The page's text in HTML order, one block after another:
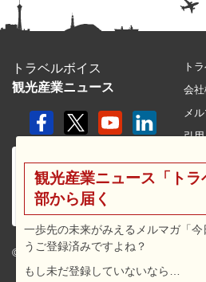
トラベルボイス
観光産業ニュース
© 2026 travel voice.
ト
会
メ
引
利
広
観光産業ニュース「ト
部から届く
一歩先の未来がみえるメルマガ「
うご登録済みですよね？
もし未だ登録していないなら…